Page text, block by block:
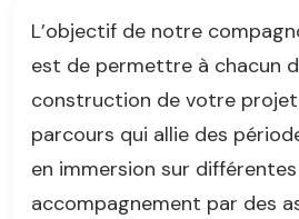
L’objectif de notre
est de permettre à chacun
construction de votre
parcours qui allie des
en immersion sur
accompagnement par des